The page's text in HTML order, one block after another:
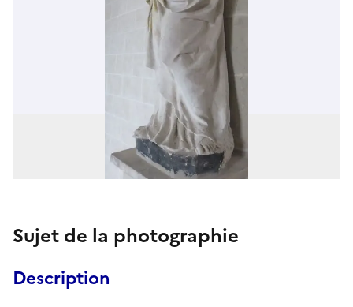
Sujet de la photographie
Description